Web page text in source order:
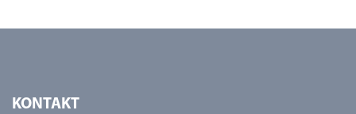
KONTAKT